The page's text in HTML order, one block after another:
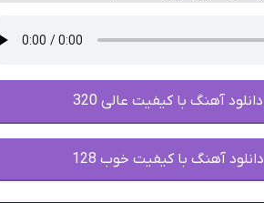
دانلود آهنگ با کیفیت عالی 320
دانلود آهنگ با کیفیت خوب 128